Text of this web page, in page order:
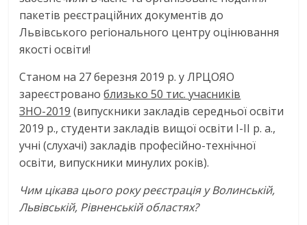
пакетів реєстраційних документів до
Львівського регіонального центру оцінювання
якості освіти!
Станом на 27 березня 2019 р. у ЛРЦОЯО
зареєстрованоблизько 50 тис. учасників
ЗНО-2019 (випускники закладів середньої освіти
2019 р., студенти закладів вищої освіти І-ІІ р. а.,
учні (слухачі) закладів професійно-технічної
освіти, випускники минулих років).
Чим цікава цього року реєстрація у Волинській,
Львівській, Рівненській областях?